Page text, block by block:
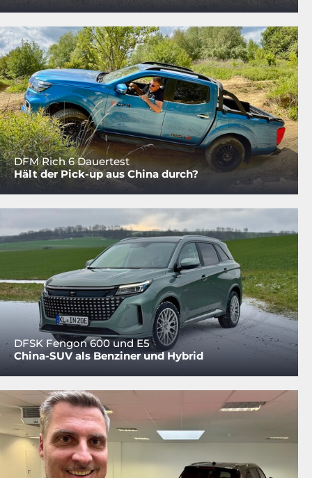
DFM Rich 6 Dauertest
Hält der Pick-up aus China durch?
DFSK Fengon 600 und E5
China-SUV als Benziner und Hybrid